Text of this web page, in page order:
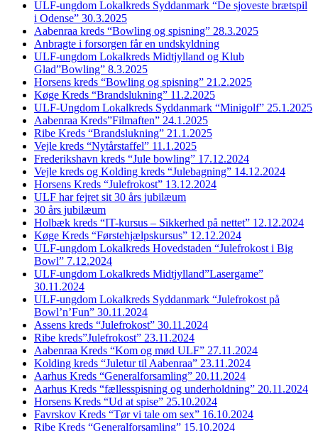
ULF-ungdom Lokalkreds Syddanmark “De sjoveste brætspil
i Odense” 30.3.2025
Aabenraa kreds “Bowling og spisning” 28.3.2025
Anbragte i forsorgen får en undskyldning
ULF-ungdom Lokalkreds Midtjylland og Klub
Glad”Bowling” 8.3.2025
Horsens kreds “Bowling og spisning” 21.2.2025
Køge Kreds “Brandslukning” 11.2.2025
ULF-Ungdom Lokalkreds Syddanmark “Minigolf” 25.1.2025
Aabenraa Kreds”Filmaften” 24.1.2025
Ribe Kreds “Brandslukning” 21.1.2025
Vejle kreds “Nytårstaffel” 11.1.2025
Frederikshavn kreds “Jule bowling” 17.12.2024
Vejle kreds og Kolding kreds “Julebagning” 14.12.2024
Horsens Kreds “Julefrokost” 13.12.2024
ULF har fejret sit 30 års jubilæum
30 års jubilæum
Holbæk kreds “IT-kursus – Sikkerhed på nettet” 12.12.2024
Køge Kreds “Førstehjælpskursus” 12.12.2024
ULF-ungdom Lokalkreds Hovedstaden “Julefrokost i Big
Bowl” 7.12.2024
ULF-ungdom Lokalkreds Midtjylland”Lasergame”
30.11.2024
ULF-ungdom Lokalkreds Syddanmark “Julefrokost på
Bowl’n’Fun” 30.11.2024
Assens kreds “Julefrokost” 30.11.2024
Ribe kreds”Julefrokost” 23.11.2024
Aabenraa Kreds “Kom og mød ULF” 27.11.2024
Kolding kreds “Juletur til Aabenraa” 23.11.2024
Aarhus Kreds “Generalforsamling” 20.11.2024
Aarhus Kreds “fællesspisning og underholdning” 20.11.2024
Horsens Kreds “Ud at spise” 25.10.2024
Favrskov Kreds “Tør vi tale om sex” 16.10.2024
Ribe Kreds “Generalforsamling” 15.10.2024